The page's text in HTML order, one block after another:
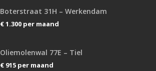
Boterstraat 31H – Werkendam
€ 1.300 per maand
Oliemolenwal 77E – Tiel
€ 915 per maand